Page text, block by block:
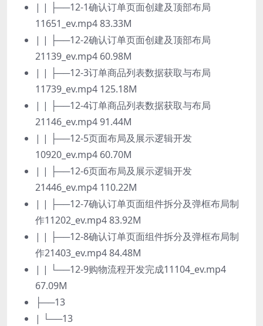
| | ├──12-1确认订单页面创建及顶部布局
11651_ev.mp4 83.33M
| | ├──12-2确认订单页面创建及顶部布局
21139_ev.mp4 60.98M
| | ├──12-3订单商品列表数据获取与布局
11739_ev.mp4 125.18M
| | ├──12-4订单商品列表数据获取与布局
21146_ev.mp4 91.44M
| | ├──12-5页面布局及展示逻辑开发
10920_ev.mp4 60.70M
| | ├──12-6页面布局及展示逻辑开发
21446_ev.mp4 110.22M
| | ├──12-7确认订单页面组件拆分及弹框布局制
作11202_ev.mp4 83.92M
| | ├──12-8确认订单页面组件拆分及弹框布局制
作21403_ev.mp4 84.48M
| | └──12-9购物流程开发完成11104_ev.mp4
67.09M
├──13
| └──13